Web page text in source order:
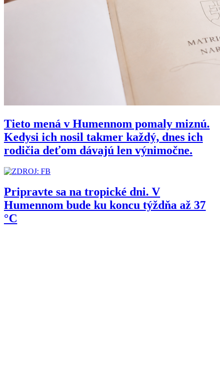
Tieto mená v Humennom pomaly miznú.
Kedysi ich nosil takmer každý, dnes ich
rodičia deťom dávajú len výnimočne.
Pripravte sa na tropické dni. V
Humennom bude ku koncu týždňa až 37
°C